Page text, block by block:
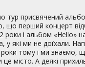
тур присвячений
що перший концерт
і альбом «Hello»
у які ми не доїхали.
тому і ми знаємо,
місто. А деякі